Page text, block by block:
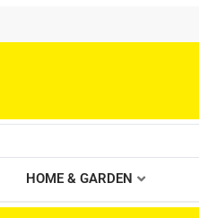
HOME & GARDEN